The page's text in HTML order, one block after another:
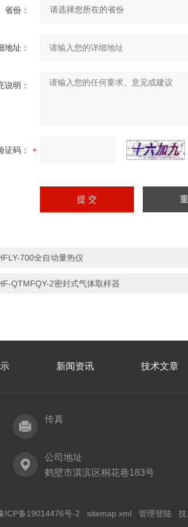
省份：
地址：
说明：
证码：
700全自动量热仪
QTMFQY-2密封式气体取样器
新闻资讯 技术文章
传真
公司地址
鹤壁市淇滨区桐花巷183号
ICP备19014476号-2 sitemap.xml 管理登陆 技